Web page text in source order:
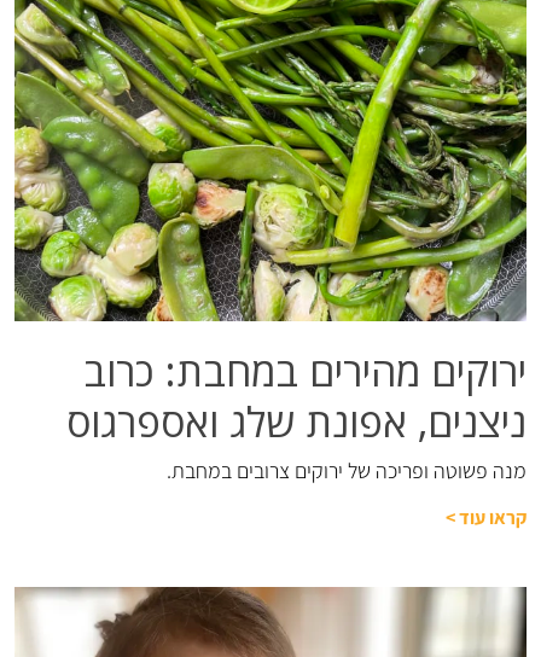
ירוקים מהירים במחבת: כרוב
ניצנים, אפונת שלג ואספרגוס
מנה פשוטה ופריכה של ירוקים צרובים במחבת.
קראו עוד>